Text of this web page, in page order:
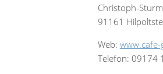
Christoph-
91161
Web:
Telefon: 09174